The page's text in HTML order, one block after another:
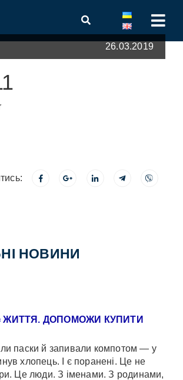
26.03.2019
НОВИНИ
ЖИТТЯ. ДОПОМОЖИ КУПИТИ
паски й запивали компотом — у
хлопець. І є поранені. Це не
Це люди. З іменами. З родинами,